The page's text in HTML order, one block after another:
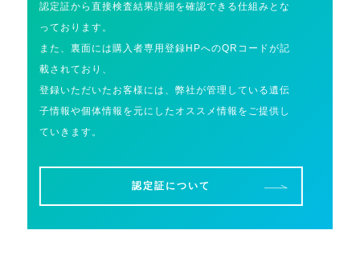
認定証から直接検査結果詳細を確認できる仕組みとな
っております。
また、裏面には購入者専用登録HPへのQRコードが記
載されており、
登録いただいたお客様には、弊社が管理している遺伝
子情報や個体情報を元にしたオススメ情報をご提供し
ていきます。
認定証について